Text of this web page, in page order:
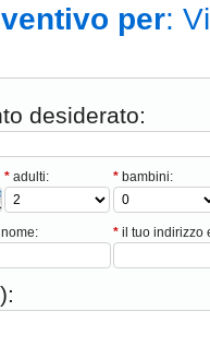
per:
desiderato:
*adulti: *bambini:
*il tuo indirizzo